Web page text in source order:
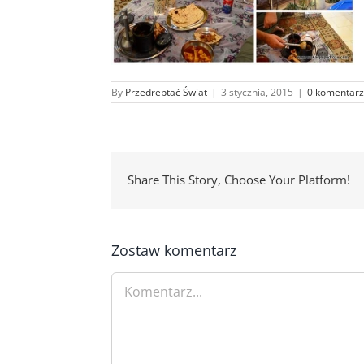
By Przedreptać Świat | 3 stycznia, 2015 | 0
Share This Story, Choose Your Platform!
Zostaw komentarz
Comment